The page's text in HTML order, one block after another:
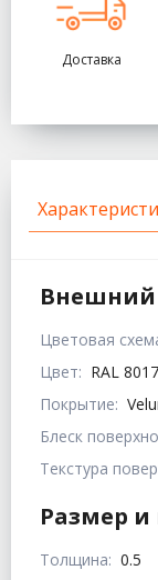
Доставка
Цветовая
Цвет: RAL
Покрытие:
Блеск
Текстура
Размер и
Толщина: 0.5